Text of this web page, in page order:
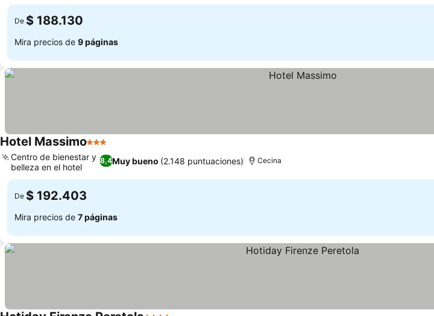
De $ 188.130
Mira precios de 9 páginas
Hotel Massimo3 Estrellas
8,4Muy bueno (2.148 puntuaciones)
Centro de bienestar y
belleza en el hotel
Cecina
De $ 192.403
Mira precios de 7 páginas